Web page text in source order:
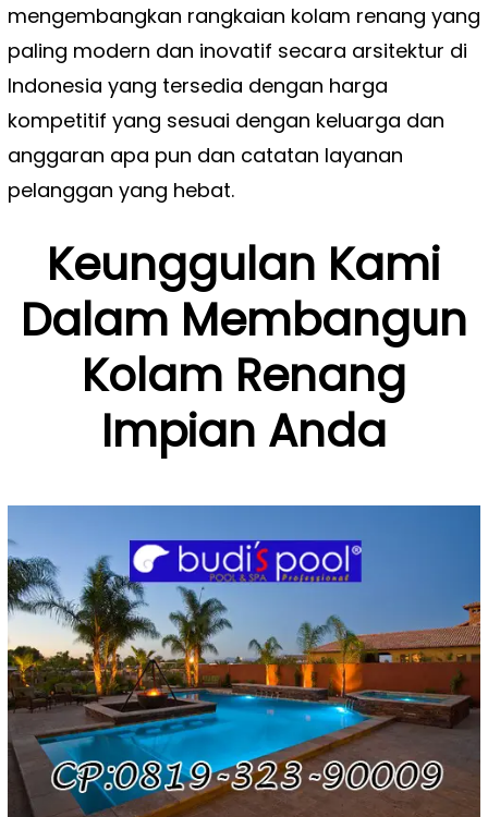
mengembangkan rangkaian kolam renang yang
paling modern dan inovatif secara arsitektur di
Indonesia yang tersedia dengan harga
kompetitif yang sesuai dengan keluarga dan
anggaran apa pun dan catatan layanan
pelanggan yang hebat.
Keunggulan Kami
Dalam Membangun
Kolam Renang
Impian Anda